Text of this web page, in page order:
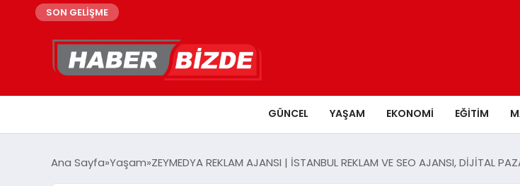
SON GELİŞME
GÜNCEL YAŞAM EKONOMI EĞITIM
Ana Sayfa Yaşam ZEYMEDYA REKLAM AJANSI | İSTANBUL REKLAM VE SEO AJANSI, DİJİTAL